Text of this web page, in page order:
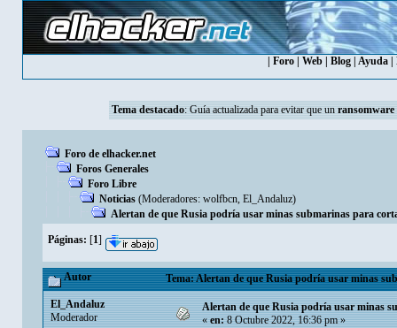
Foro Web Blog Ayuda
Tema destacado: Guía actualizada para evitar que un ransomware
Foro de elhacker.net
Foros Generales
Foro Libre
Noticias (Moderadores: wolfbcn, El_Andaluz)
Alertan de que Rusia podría usar minas submarinas para
Páginas: [1]
Autor Tema: Alertan de que Rusia podría usar minas
El_Andaluz
Moderador
Alertan de que Rusia podría usar minas
«en:8 Octubre 2022, 16:36 pm »